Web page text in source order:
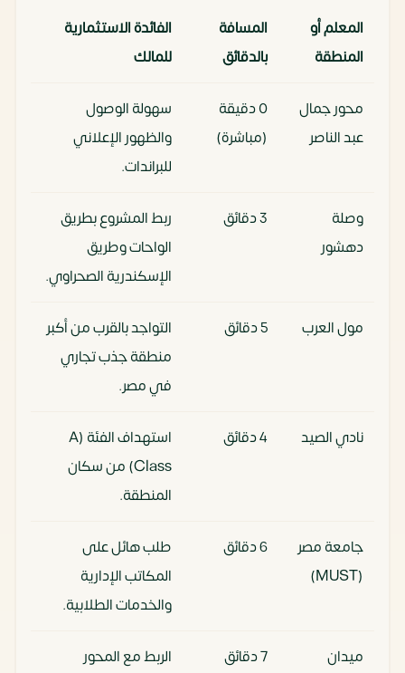
المعلم أو
المنطقة
المسافة
بالدقائق
الفائدة الاستثمارية
للمالك
محور جمال
عبد الناصر
0 دقيقة
(مباشرة)
سهولة الوصول
والظهور الإعلاني
للبراندات.
وصلة
دهشور
3 دقائق
ربط المشروع بطريق
الواحات وطريق
الإسكندرية الصحراوي.
مول العرب 5 دقائق
التواجد بالقرب من أكبر
منطقة جذب تجاري
في مصر.
نادي الصيد 4 دقائق
استهداف الفئة (A
Class) من سكان
المنطقة.
جامعة مصر
(MUST)
6 دقائق
طلب هائل على
المكاتب الإدارية
والخدمات الطلابية.
ميدان
7 دقائق
الربط مع المحور